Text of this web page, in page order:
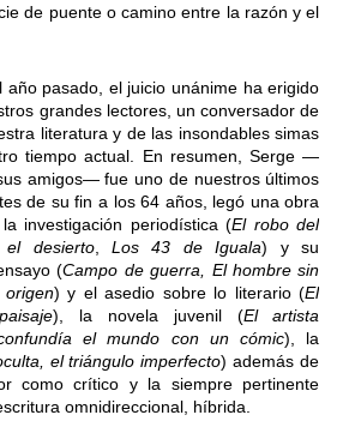
de puente o camino entre la razón y el
año pasado, el juicio unánime ha erigido
grandes lectores, un conversador de
literatura y de las insondables simas
tiempo actual. En resumen, Serge —
amigos— fue uno de nuestros últimos
de su fin a los 64 años, legó una obra
investigación periodística (El robo del
desierto,Los 43 de Iguala) y su
(Campo de guerra, El hombre sin
) y el asedio sobre lo literario (El
), la novela juvenil (El artista
el mundo con un cómic), la
el triángulo imperfecto) además de
como crítico y la siempre pertinente
omnidireccional, híbrida.